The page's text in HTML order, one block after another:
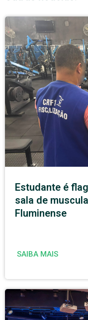
Estudante é
sala de
Fluminense
SAIBA MAIS